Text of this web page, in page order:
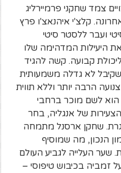
צמד שחקני פרמיירליג
קלצ'י איהנאצ'ו פרץ
ועבר ללסטר סיטי
היעילות המדהימה שלו
ליכולת קבועה. קשה להגיד
לא גדלה משמעותית
הרבה יותר וללא תווית
הוא לשם מוכר ברחבי
של אנגליה, בחר
שחקן ארסנל מתמחה
הנכון, מה שמוסיף
שער העלייה לגביע העולם
על שמו, כשהבטיח נצחון 1:0 על זמביה בכיבוש טיפוסי –